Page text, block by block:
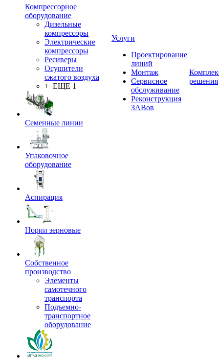
Компрессорное
оборудование
Дизельные
компрессоры
Электрические
компрессоры
Ресиверы
Осушители
сжатого воздуха
+ ЕЩЕ 1
Семенные линии
Упаковочное
оборудование
Аспирация
Нории зерновые
Собственное
производство
Элементы
самотечного
транспорта
Подъемно-
транспортное
оборудование
Услуги
Проектирование
линий
Монтаж
Сервисное
обслуживание
Реконструкция
ЗАВов
решения